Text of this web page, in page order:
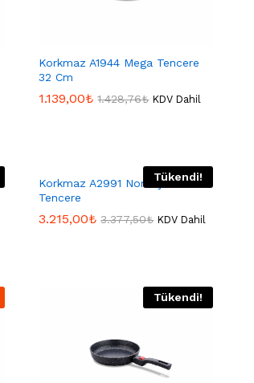
Korkmaz A1944 Mega Tencere
32 Cm
1.139,00₺ 1.428,76₺ KDV Dahil
1.139,00₺ 1.428,76₺
Tükendi!
Korkmaz A2991 Nora Çelik
Tencere
3.215,00₺ 3.377,50₺ KDV Dahil
3.215,00₺ 3.377,50₺
Tükendi!